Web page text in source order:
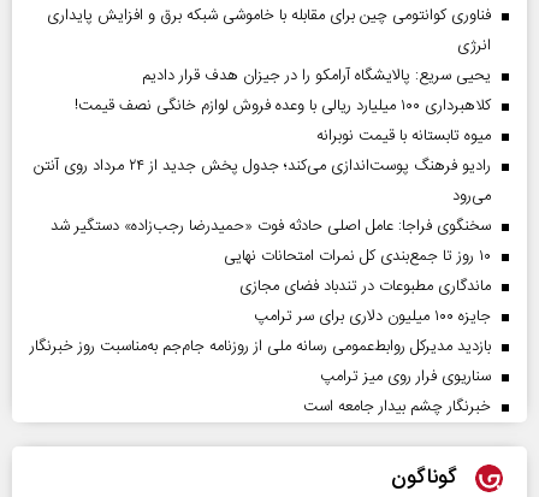
فناوری کوانتومی چین برای مقابله با خاموشی شبکه برق و افزایش پایداری
انرژی
یحیی سریع: پالایشگاه آرامکو را در جیزان هدف قرار دادیم
کلاهبرداری ۱۰۰ میلیارد ریالی با وعده فروش لوازم خانگی نصف قیمت!
میوه تابستانه با قیمت نوبرانه
رادیو فرهنگ پوست‌اندازی می‌کند؛ جدول پخش جدید از ۲۴ مرداد روی آنتن
می‌رود
سخنگوی فراجا: عامل اصلی حادثه فوت «حمیدرضا رجب‌زاده» دستگیر شد
۱۰ روز تا جمع‌بندی کل نمرات امتحانات نهایی
ماندگاری مطبوعات در تندباد فضای مجازی
جایزه ۱۰۰ میلیون دلاری برای سر ترامپ
بازدید مدیرکل روابط‌عمومی رسانه ملی از روزنامه جام‌جم به‌مناسبت روز خبرنگار
سناریوی فرار روی میز ترامپ
خبرنگار چشم بیدار جامعه است
گوناگون